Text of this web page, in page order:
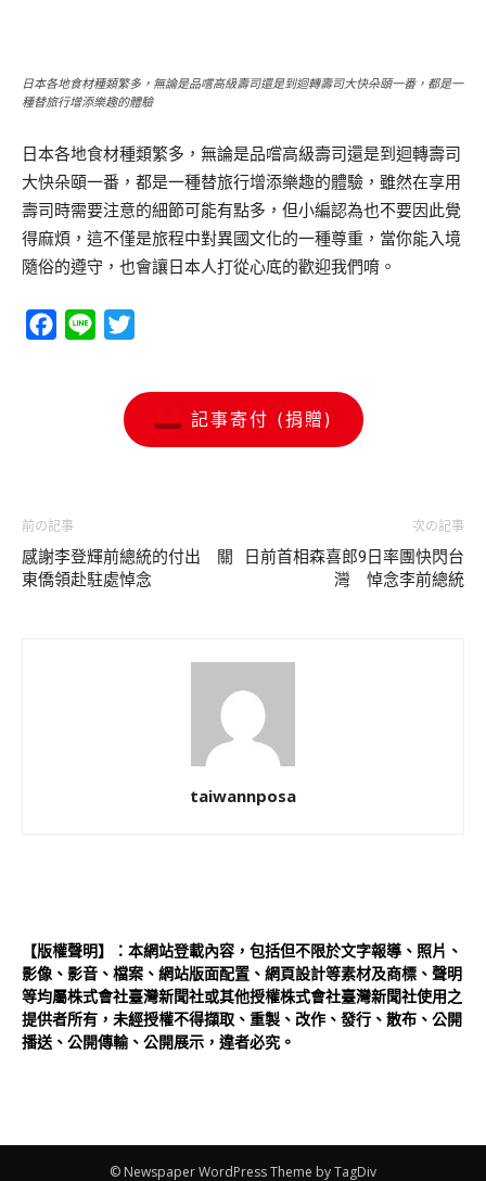
日本各地食材種類繁多，無論是品嚐高級壽司還是到迴轉壽司大快朵頤一番，都是一
種替旅行增添樂趣的體驗
日本各地食材種類繁多，無論是品嚐高級壽司還是到迴轉壽司
大快朵頤一番，都是一種替旅行增添樂趣的體驗，雖然在享用
壽司時需要注意的細節可能有點多，但小編認為也不要因此覺
得麻煩，這不僅是旅程中對異國文化的一種尊重，當你能入境
隨俗的遵守，也會讓日本人打從心底的歡迎我們唷。
Facebook
Line
記事寄付 (捐贈)
前の記事
感謝李登輝前總統的付出 關
東僑領赴駐處悼念
次の記事
日前首相森喜郎9日率團快閃台
灣 悼念李前總統
taiwannposa
【版權聲明】：本網站登載內容，包括但不限於文字報導、照片、
影像、影音、檔案、網站版面配置、網頁設計等素材及商標、聲明
等均屬株式會社臺灣新聞社或其他授權株式會社臺灣新聞社使用之
提供者所有，未經授權不得擷取、重製、改作、發行、散布、公開
播送、公開傳輸、公開展示，違者必究。
© Newspaper WordPress Theme by TagDiv